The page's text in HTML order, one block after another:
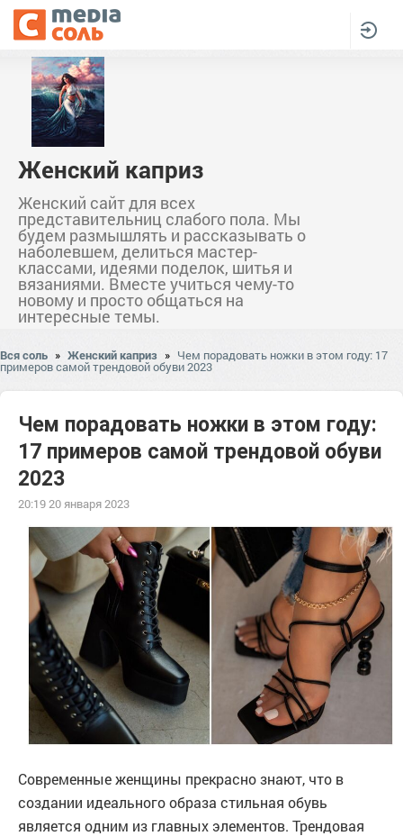
Женский каприз
Женский сайт для всех
представительниц слабого пола. Мы
будем размышлять и рассказывать о
наболевшем, делиться мастер-
классами, идеями поделок, шитья и
вязаниями. Вместе учиться чему-то
новому и просто общаться на
интересные темы.
Вся соль » Женский каприз » Чем порадовать ножки в этом году: 17
примеров самой трендовой обуви 2023
Чем порадовать ножки в этом году:
17 примеров самой трендовой обуви
2023
20:19 20 января 2023
Современные женщины прекрасно знают, что в
создании идеального образа стильная обувь
является одним из главных элементов. Трендовая